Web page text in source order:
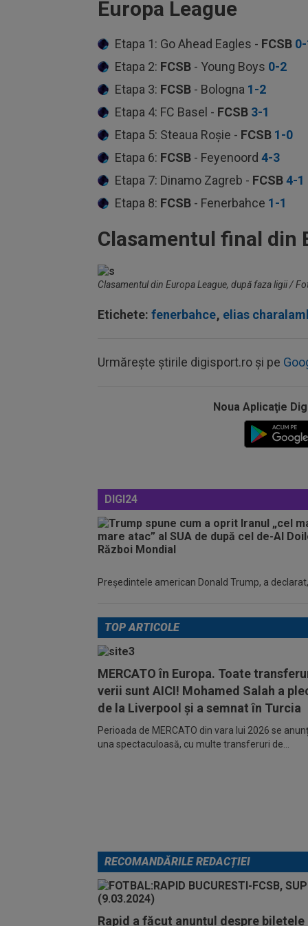
Europa League
Etapa 1: Go Ahead Eagles - FCSB 0-
Etapa 2: FCSB - Young Boys 0-2
Etapa 3: FCSB - Bologna 1-2
Etapa 4: FC Basel - FCSB 3-1
Etapa 5: Steaua Roșie - FCSB 1-0
Etapa 6: FCSB - Feyenoord 4-3
Etapa 7: Dinamo Zagreb - FCSB4-1
Etapa 8: FCSB - Fenerbahce 1-1
Clasamentul final din
Clasamentul din Europa League, după faza ligii /
Etichete: fenerbahce, elias
Urmărește știrile digisport.ro și pe
Noua Aplicaţie
DIGI24
Președintele american Donald Trump, a
TOP ARTICOLE
MERCATO în Europa. Toate
verii sunt AICI! Mohamed Salah a
de la Liverpool și a semnat în Turcia
Perioada de MERCATO din vara lui 2026 se
una spectaculoasă, cu multe transferuri de...
RECOMANDĂRILE REDACȚIEI
Rapid a făcut anunțul despre